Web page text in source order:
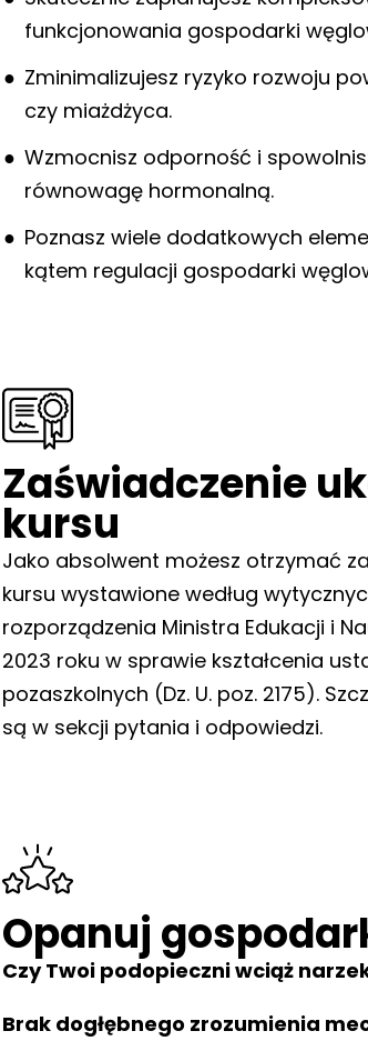
funkcjonowania gospodarki
Zminimalizujesz ryzyko rozwoju
czy miażdżyca.
Wzmocnisz odporność i
równowagę hormonalną.
Poznasz wiele dodatkowych
kątem regulacji gospodarki
Zaświadczenie
kursu
Jako absolwent możesz otrzymać
kursu wystawione według
rozporządzenia Ministra Edukacji i
2023 roku w sprawie kształcenia
pozaszkolnych (Dz. U. poz. 2175).
są w sekcji pytania i odpowiedzi.
Opanuj
Czy Twoi podopieczni wciąż
Brak dogłębnego zrozumienia